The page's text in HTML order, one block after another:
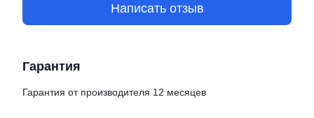
Написать отзыв
Гарантия
Гарантия от производителя 12 месяцев